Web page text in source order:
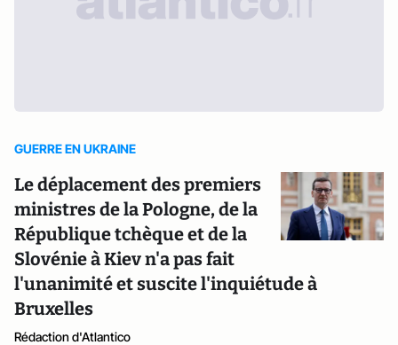
GUERRE EN UKRAINE
Le déplacement des premiers
ministres de la Pologne, de la
République tchèque et de la
Slovénie à Kiev n'a pas fait
l'unanimité et suscite l'inquiétude à
Bruxelles
Rédaction d'Atlantico